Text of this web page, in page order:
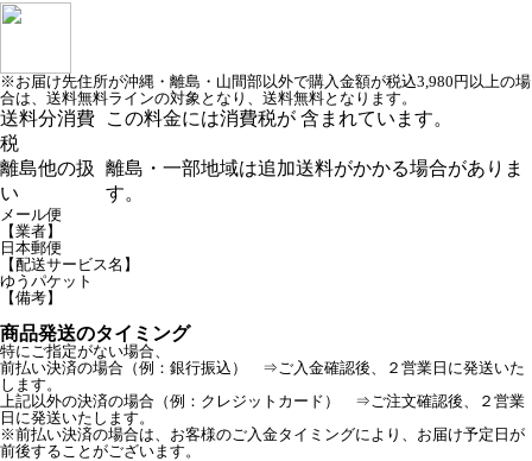
※お届け先住所が沖縄・離島・山間部以外で購入金額が税込3,980円以上の場
合は、送料無料ラインの対象となり、送料無料となります。
送料分消費
税
この料金には消費税が 含まれています。
離島他の扱
い
離島・一部地域は追加送料がかかる場合がありま
す。
メール便
【業者】
日本郵便
【配送サービス名】
ゆうパケット
【備考】
商品発送のタイミング
特にご指定がない場合、
前払い決済の場合（例：銀行振込） ⇒ご入金確認後、２営業日に発送いた
します。
上記以外の決済の場合（例：クレジットカード） ⇒ご注文確認後、２営業
日に発送いたします。
※前払い決済の場合は、お客様のご入金タイミングにより、お届け予定日が
前後することがございます。